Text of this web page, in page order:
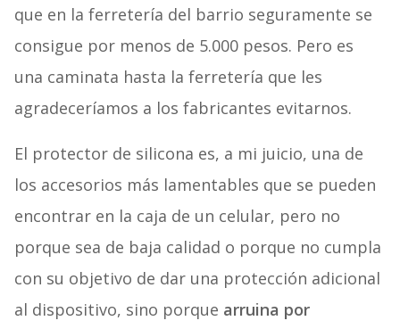
que en la ferretería del barrio seguramente se
consigue por menos de 5.000 pesos. Pero es
una caminata hasta la ferretería que les
agradeceríamos a los fabricantes evitarnos.
El protector de silicona es, a mi juicio, una de
los accesorios más lamentables que se pueden
encontrar en la caja de un celular, pero no
porque sea de baja calidad o porque no cumpla
con su objetivo de dar una protección adicional
al dispositivo, sino porque arruina por